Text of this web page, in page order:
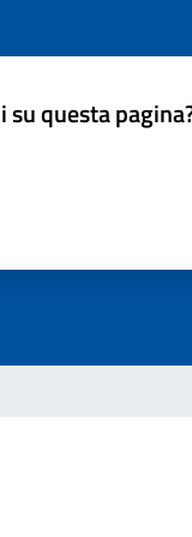
questa